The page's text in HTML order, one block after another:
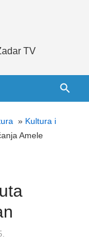
TV
» Kultura i
Amele